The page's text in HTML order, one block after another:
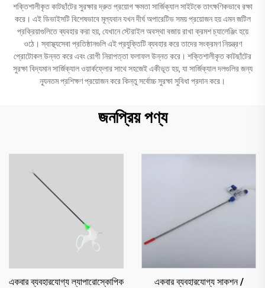
শক্তিশালীকৃত কাটছাঁটের সুরক্ষার দ্রুত প্রয়োগ ক্ষমতা সার্জিক্যাল সাইটকে তাৎক্ষণিকভাবে রক্ষা
করে। এই ডিভাইসটি বিশেষভাবে মূল্যবান যখন দীর্ঘ অপারেটিভ সময় প্রয়োজন হয় এমন জটিল
প্রক্রিয়াগুলিতে ব্যবহার করা হয়, যেখানে স্টেরাইল অবস্থা বজায় রাখা ক্রমশ চ্যালেঞ্জিং হয়ে
ওঠে। স্বাস্থ্যসেবা প্রতিষ্ঠানগুলি এই প্রযুক্তিটি ব্যবহার করে তাদের সংক্রমণ নিয়ন্ত্রণ
প্রোটোকল উন্নত করে এবং রোগী নিরাপত্তা ফলাফল উন্নত করে। শক্তিশালীকৃত কাটছাঁটের
সুরক্ষা বিদ্যমান সার্জিক্যাল ওয়ার্কফ্লোর সাথে সহজেই একীভূত হয়, যা সার্জিক্যাল দলগুলির জন্য
ন্যূনতম প্রশিক্ষণ প্রয়োজন করে কিন্তু সর্বোচ্চ সুরক্ষা সুবিধা প্রদান করে।
জনপ্রিয় পণ্য
একবার ব্যবহারযোগ্য ল্যাপারোস্কোপিক
একবার ব্যবহারযোগ্য সাকশন /